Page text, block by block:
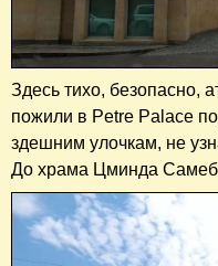
Здесь тихо,
пожили в Petre Palace
здешним улочкам, не
До храма Цминда